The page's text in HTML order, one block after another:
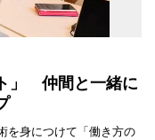
」 仲間と一緒に
を身につけて「働き方の